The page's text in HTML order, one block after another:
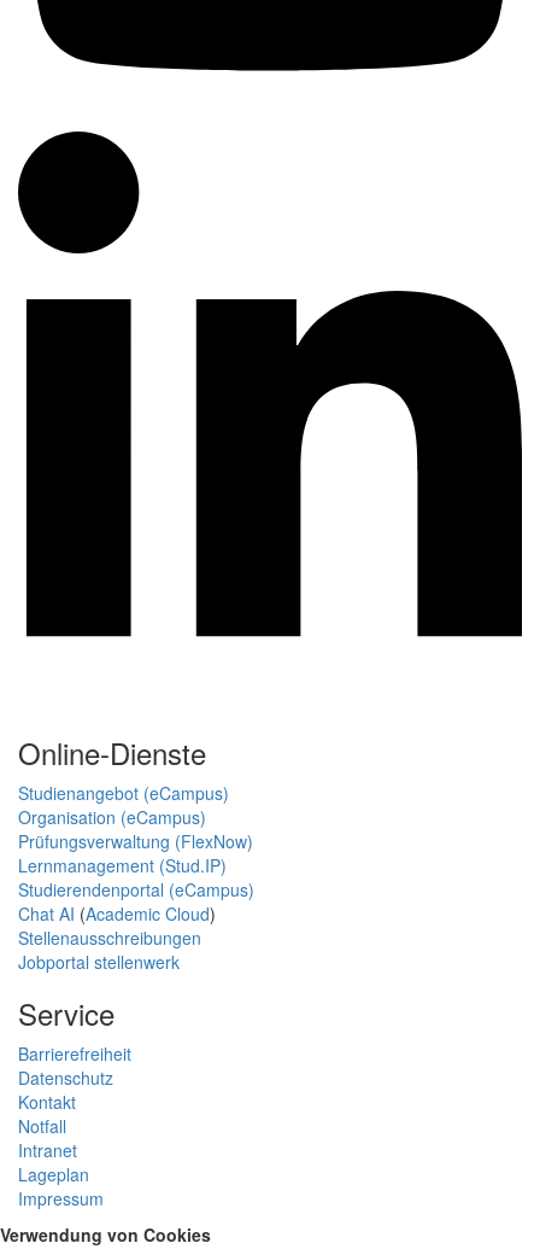
Online-Dienste
Studienangebot (eCampus)
Organisation (eCampus)
Prüfungsverwaltung (FlexNow)
Lernmanagement (Stud.IP)
Studierendenportal (eCampus)
Chat AI (Academic Cloud)
Stellenausschreibungen
Jobportal stellenwerk
Service
Barrierefreiheit
Datenschutz
Kontakt
Notfall
Intranet
Lageplan
Impressum
Verwendung von Cookies